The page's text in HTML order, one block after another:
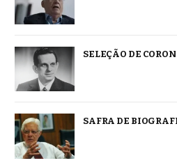
SELEÇÃO DE
SAFRA DE